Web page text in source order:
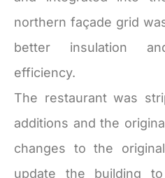
northern façade grid
better insulation
efficiency.
The restaurant was
additions and the
changes to the
update the building